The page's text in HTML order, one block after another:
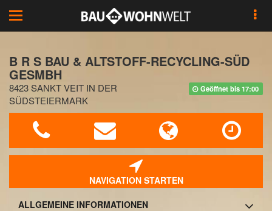
Toggle
navigation
B R S BAU & ALTSTOFF-RECYCLING-SÜD
GESMBH
Geöffnet bis 17:00
8423 SANKT VEIT IN DER
SÜDSTEIERMARK
NAVIGATION STARTEN
ALLGEMEINE INFORMATIONEN